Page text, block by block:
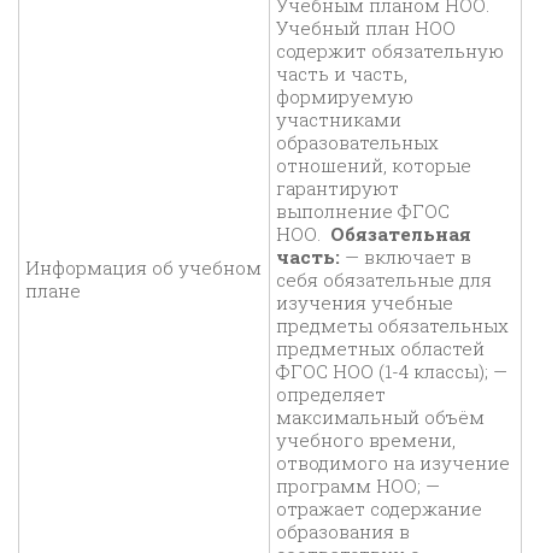
Информация об учебном
плане
Учебным планом НОО.
Учебный план НОО
содержит обязательную
часть и часть,
формируемую
участниками
образовательных
отношений, которые
гарантируют
выполнение ФГОС
НОО. Обязательная
часть: — включает в
себя обязательные для
изучения учебные
предметы обязательных
предметных областей
ФГОС НОО (1-4 классы); —
определяет
максимальный объём
учебного времени,
отводимого на изучение
программ НОО; —
отражает содержание
образования в